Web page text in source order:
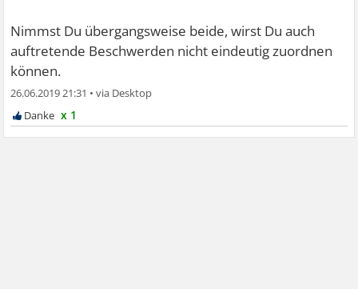
Nimmst Du übergangsweise beide, wirst Du auch
auftretende Beschwerden nicht eindeutig zuordnen
können.
26.06.2019 21:31 •
x 1